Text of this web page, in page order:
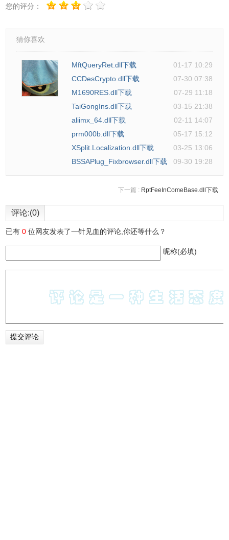
您的评分：
猜你喜欢
MftQueryRet.dll下载
01-17 10:29
CCDesCrypto.dll下载
07-30 07:38
M1690RES.dll下载
07-29 11:18
TaiGongIns.dll下载
03-15 21:38
aliimx_64.dll下载
02-11 14:07
prm000b.dll下载
05-17 15:12
XSplit.Localization.dll下载
03-25 13:06
BSSAPlug_Fixbrowser.dll下载
09-30 19:28
下一篇 : RptFeeInComeBase.dll下载
评论:(0)
已有0 位网友发表了一针见血的评论,你还等什么？
昵称(必填)